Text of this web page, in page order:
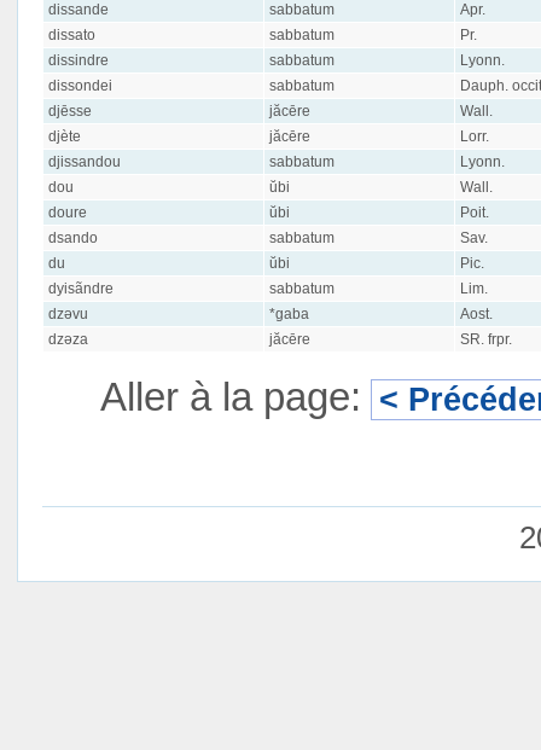
dissande
sabbatum
Apr.
dissato
sabbatum
Pr.
dissindre
sabbatum
Lyonn.
dissondei
sabbatum
Dauph.
djēsse
jăcēre
Wall.
djète
jăcēre
Lorr.
djissandou
sabbatum
Lyonn.
dou
ŭbi
Wall.
doure
ŭbi
Poit.
dsando
sabbatum
Sav.
du
ŭbi
Pic.
dyisãndre
sabbatum
Lim.
dzəvu
*gaba
Aost.
dzəza
jăcēre SR. frpr.
Aller à la page: <